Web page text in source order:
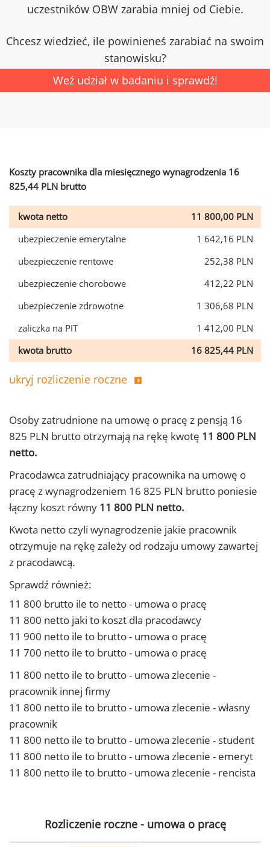
uczestników OBW zarabia mniej od Ciebie.
Chcesz wiedzieć, ile powinieneś zarabiać na swoim
stanowisku?
Weź udział w badaniu i sprawdź!
Koszty pracownika dla miesięcznego wynagrodzenia 16
825,44 PLN brutto
kwota netto
11 800,00 PLN
ubezpieczenie emerytalne
1 642,16 PLN
ubezpieczenie rentowe
252,38 PLN
ubezpieczenie chorobowe
412,22 PLN
ubezpieczenie zdrowotne
1 306,68 PLN
zaliczka na PIT
1 412,00 PLN
kwota brutto
16 825,44 PLN
ukryj rozliczenie roczne
Osoby zatrudnione na umowę o pracę z pensją 16
825 PLN brutto otrzymają na rękę kwotę 11 800 PLN
netto.
Pracodawca zatrudniający pracownika na umowę o
pracę z wynagrodzeniem 16 825 PLN brutto poniesie
łączny koszt równy 11 800 PLN netto.
Kwota netto czyli wynagrodzenie jakie pracownik
otrzymuje na rękę zależy od rodzaju umowy zawartej
z pracodawcą.
Sprawdź również:
11 800 brutto ile to netto - umowa o pracę
11 800 netto jaki to koszt dla pracodawcy
11 900 netto ile to brutto - umowa o pracę
11 700 netto ile to brutto - umowa o pracę
11 800 netto ile to brutto - umowa zlecenie -
pracownik innej firmy
11 800 netto ile to brutto - umowa zlecenie - własny
pracownik
11 800 netto ile to brutto - umowa zlecenie - student
11 800 netto ile to brutto - umowa zlecenie - emeryt
11 800 netto ile to brutto - umowa zlecenie - rencista
Rozliczenie roczne - umowa o pracę